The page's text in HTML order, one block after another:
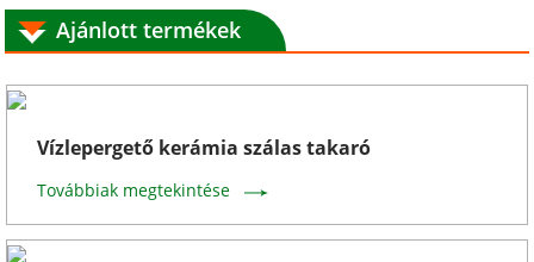
Ajánlott termékek
Vízlepergető kerámia szálas takaró
Továbbiak megtekintése